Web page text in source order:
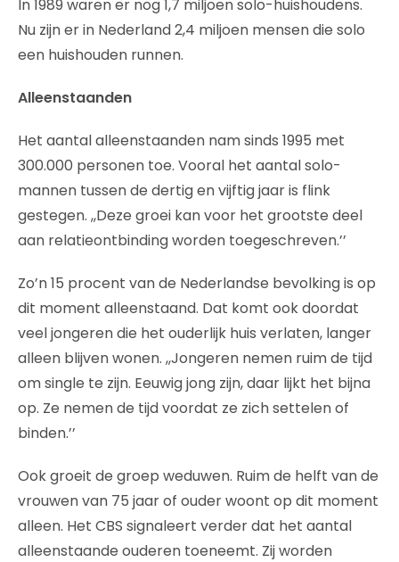
In 1989 waren er nog 1,7 miljoen solo-huishoudens.
Nu zijn er in Nederland 2,4 miljoen mensen die solo
een huishouden runnen.
Alleenstaanden
Het aantal alleenstaanden nam sinds 1995 met
300.000 personen toe. Vooral het aantal solo-
mannen tussen de dertig en vijftig jaar is flink
gestegen. ,,Deze groei kan voor het grootste deel
aan relatieontbinding worden toegeschreven.’’
Zo’n 15 procent van de Nederlandse bevolking is op
dit moment alleenstaand. Dat komt ook doordat
veel jongeren die het ouderlijk huis verlaten, langer
alleen blijven wonen. ,,Jongeren nemen ruim de tijd
om single te zijn. Eeuwig jong zijn, daar lijkt het bijna
op. Ze nemen de tijd voordat ze zich settelen of
binden.’’
Ook groeit de groep weduwen. Ruim de helft van de
vrouwen van 75 jaar of ouder woont op dit moment
alleen. Het CBS signaleert verder dat het aantal
alleenstaande ouderen toeneemt. Zij worden